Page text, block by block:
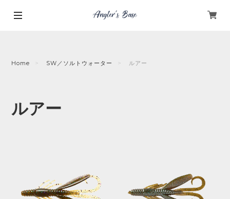
Home SW／ソルトウォーター ルアー
ルアー